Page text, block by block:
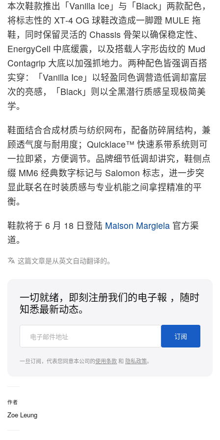
本次鞋款推出「Vanilla Ice」与「Black」两款配色，
将标志性的 XT‑4 OG 球鞋改造成一脚蹬 MULE 拖
鞋，同时保留灵活的 Chassis 骨架以确保稳定性、
EnergyCell 中底缓震，以及搭载人字形齿纹的 Mud
Contagrip 大底以加强抓地力。两种配色皆强调百搭
实穿：「Vanilla Ice」以轻盈同色调营造低调却富层
次的亮感，「Black」则以全黑潜行质感呈现极简美
学。
鞋面结合合成材质与纺织网布，配备防碎屑结构，兼
顾透气度与耐用度；Quicklace™ 快速系带系统则可
一拉即紧，方便调节。品牌细节低调却讲究，鞋侧点
缀 MM6 经典数字标记与 Salomon 标志，进一步突
显此联名在时装质感与专业机能之间拿捏精准的平
衡。
鞋款将于 6 月 18 日登陆 Maison Margiela 官方渠
道。
这篇文章是从英文自动翻译的。
一切就绪，即刻注册我们的电子報 ，随时
知悉最新动态。
订阅
一旦订阅，代表您同意本公司的使用条款和 隐私政策。
作者
Zoe Leung